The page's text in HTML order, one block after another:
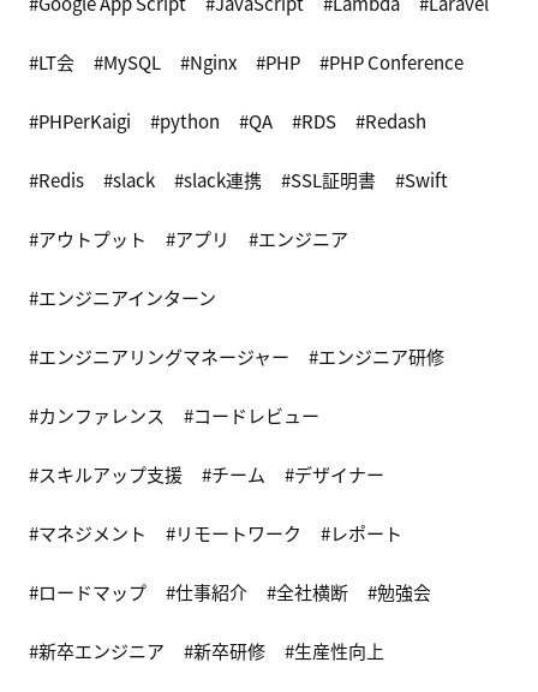
LT会 MySQL Nginx PHP PHP Conference
PHPerKaigi python QA RDS Redash
Redis slack slack連携 SSL証明書 Swift
アウトプット アプリ エンジニア
エンジニアインターン
エンジニアリングマネージャー エンジニア研修
カンファレンス コードレビュー
スキルアップ支援 チーム デザイナー
マネジメント リモートワーク レポート
ロードマップ 仕事紹介 全社横断 勉強会
新卒エンジニア 新卒研修 生産性向上